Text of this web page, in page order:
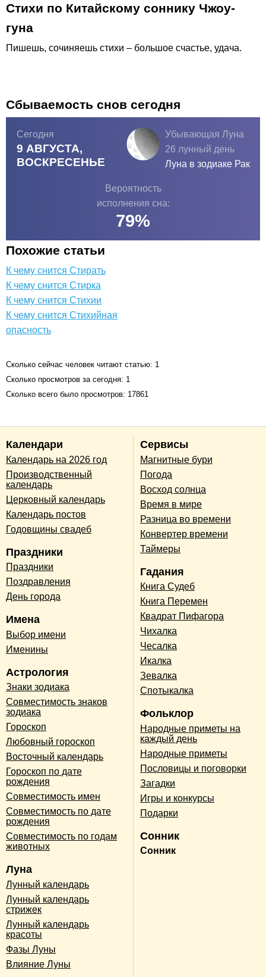
Стихи по Китайскому соннику Чжоу-
гуна
Пишешь, сочиняешь стихи – большое счастье, удача.
Сбываемость снов сегодня
Сегодня
9 АВГУСТА,
ВОСКРЕСЕНЬЕ
Убывающая Луна
26 лунный день
Луна в зодиаке Рак
Вероятность
исполнения сна:
79%
Похожие статьи
К чему снится Стирать
К чему снится Стирка
К чему снится Стихии
К чему снится Стихийная
опасность
Сколько сейчас человек читают статью: 1
Сколько просмотров за сегодня: 1
Сколько всего было просмотров: 17861
Календари
Календарь на 2026 год
Производственный
календарь
Церковный календарь
Календарь постов
Годовщины свадеб
Праздники
Праздники
Поздравления
День города
Имена
Выбор имени
Именины
Астрология
Знаки зодиака
Совместимость знаков
зодиака
Гороскоп
Любовный гороскоп
Восточный календарь
Гороскоп по дате
рождения
Совместимость имен
Совместимость по дате
рождения
Совместимость по годам
животных
Луна
Лунный календарь
Лунный календарь
стрижек
Лунный календарь
красоты
Фазы Луны
Влияние Луны
Сервисы
Магнитные бури
Погода
Восход солнца
Время в мире
Разница во времени
Конвертер времени
Таймеры
Гадания
Книга Судеб
Книга Перемен
Квадрат Пифагора
Чихалка
Чесалка
Икалка
Зевалка
Спотыкалка
Фольклор
Народные приметы на
каждый день
Народные приметы
Пословицы и поговорки
Загадки
Игры и конкурсы
Подарки
Сонник
Сонник